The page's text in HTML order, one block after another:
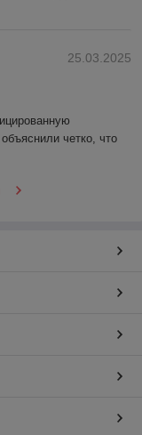
25.03.2025
четко, что